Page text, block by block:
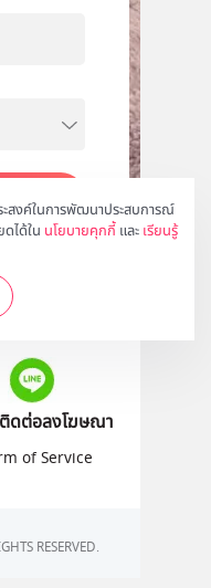
สงค์ในการพัฒนาประสบการณ์
ได้ใน นโยบายคุกกี้ และ เรียนรู้
ที่
ติดต่อลงโฆษณา
of Service
RESERVED.